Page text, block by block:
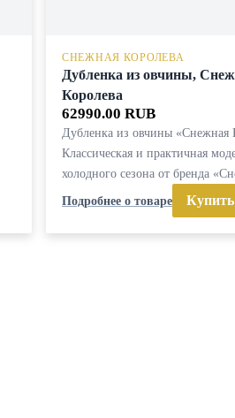
СНЕЖНАЯ КОРОЛЕВА
Дубленка из овчины,
Королева
62990.00 RUB
Дубленка из овчины «Снежная
Классическая и практичная
холодного сезона от бренда
Подробнее о товаре
Купить